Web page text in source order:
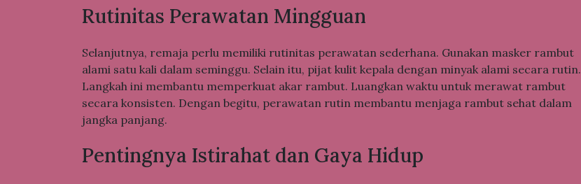
Rutinitas Perawatan Mingguan
Selanjutnya, remaja perlu memiliki rutinitas perawatan sederhana. Gunakan masker rambut
alami satu kali dalam seminggu. Selain itu, pijat kulit kepala dengan minyak alami secara rutin.
Langkah ini membantu memperkuat akar rambut. Luangkan waktu untuk merawat rambut
secara konsisten. Dengan begitu, perawatan rutin membantu menjaga rambut sehat dalam
jangka panjang.
Pentingnya Istirahat dan Gaya Hidup